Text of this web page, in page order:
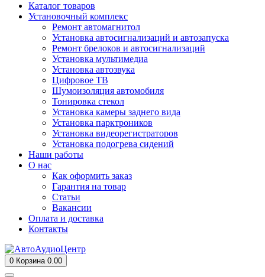
Каталог товаров
Установочный комплекс
Ремонт автомагнитол
Установка автосигнализаций и автозапуска
Ремонт брелоков и автосигнализаций
Установка мультимедиа
Установка автозвука
Цифровое ТВ
Шумоизоляция автомобиля
Тонировка стекол
Установка камеры заднего вида
Установка парктроников
Установка видеорегистраторов
Установка подогрева сидений
Наши работы
О нас
Как оформить заказ
Гарантия на товар
Статьи
Вакансии
Оплата и доставка
Контакты
0 Корзина 0.00